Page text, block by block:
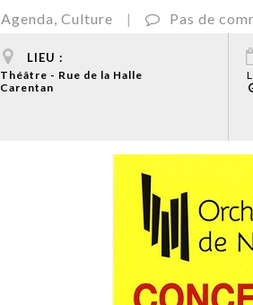
Agenda, Culture | Pas de
LIEU :
Théâtre - Rue de la Halle
Carentan